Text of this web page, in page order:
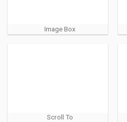
Image Box
Scroll To